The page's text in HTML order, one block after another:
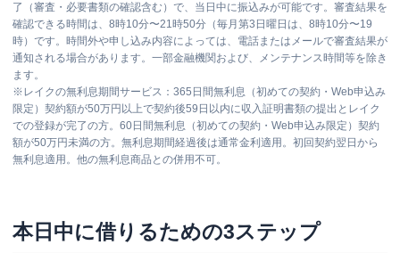
了（審査・必要書類の確認含む）で、当日中に振込みが可能です。審査結果を
確認できる時間は、8時10分〜21時50分（毎月第3日曜日は、8時10分〜19
時）です。時間外や申し込み内容によっては、電話またはメールで審査結果が
通知される場合があります。一部金融機関および、メンテナンス時間等を除き
ます。
※ レイクの無利息期間サービス：365日間無利息（初めての契約・Web申込み
限定）契約額が50万円以上で契約後59日以内に収入証明書類の提出とレイク
での登録が完了の方。60日間無利息（初めての契約・Web申込み限定）契約
額が50万円未満の方。無利息期間経過後は通常金利適用。初回契約翌日から
無利息適用。他の無利息商品との併用不可。
本日中に借りるための3ステップ